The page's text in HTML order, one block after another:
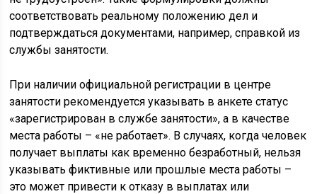
соответствовать реальному положению дел и
подтверждаться документами, например, справкой из
службы занятости.
При наличии официальной регистрации в центре
занятости рекомендуется указывать в анкете статус
«зарегистрирован в службе занятости», а в качестве
места работы – «не работает». В случаях, когда человек
получает выплаты как временно безработный, нельзя
указывать фиктивные или прошлые места работы –
это может привести к отказу в выплатах или